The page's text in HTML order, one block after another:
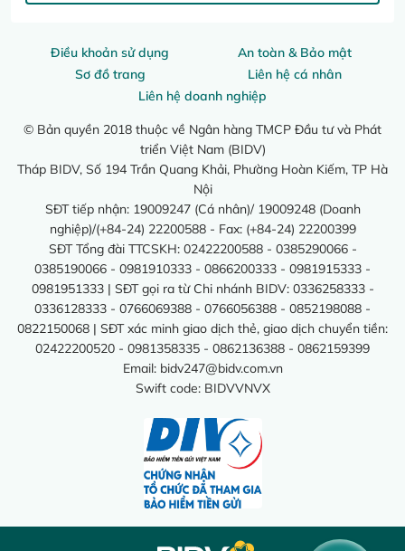
Điều khoản sử dụng
An toàn & Bảo mật
Sơ đồ trang
Liên hệ cá nhân
Liên hệ doanh nghiệp
© Bản quyền 2018 thuộc về Ngân hàng TMCP Đầu tư và Phát
triển Việt Nam (BIDV)
Tháp BIDV, Số 194 Trần Quang Khải, Phường Hoàn Kiếm, TP Hà
Nội
SĐT tiếp nhận: 19009247 (Cá nhân)/ 19009248 (Doanh
nghiệp)/(+84-24) 22200588 - Fax: (+84-24) 22200399
SĐT Tổng đài TTCSKH: 02422200588 - 0385290066 -
0385190066 - 0981910333 - 0866200333 - 0981915333 -
0981951333 | SĐT gọi ra từ Chi nhánh BIDV: 0336258333 -
0336128333 - 0766069388 - 0766056388 - 0852198088 -
0822150068 | SĐT xác minh giao dịch thẻ, giao dịch chuyển tiền:
02422200520 - 0981358335 - 0862136388 - 0862159399
Email: bidv247@bidv.com.vn
Swift code: BIDVVNVX